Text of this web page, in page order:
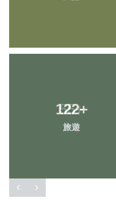
122+
旅遊
55+
農業